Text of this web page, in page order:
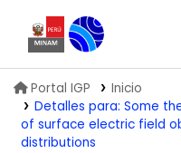
Biblioteca
Portal IGP
Inicio
Detalles para: Some
of surface electric field
distributions